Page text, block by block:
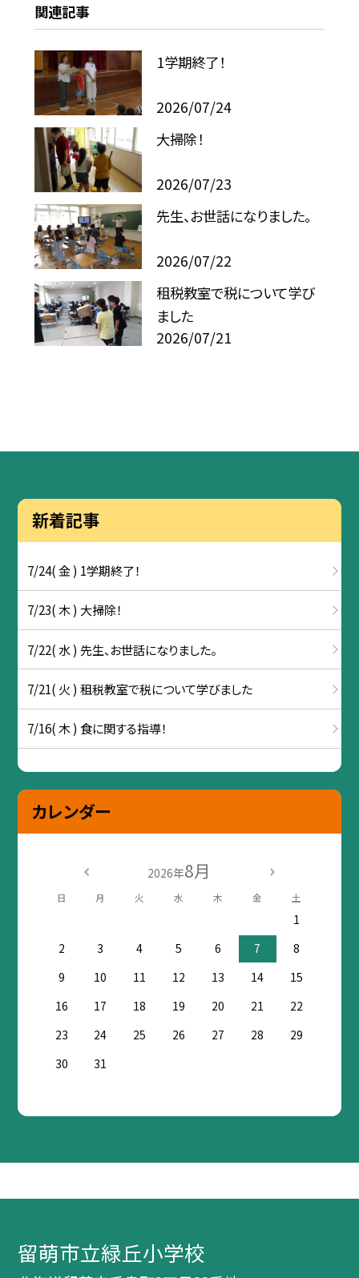
関連記事
1学期終了！
2026/07/24
大掃除！
2026/07/23
先生、お世話になりました。
2026/07/22
租税教室で税について学び
ました
2026/07/21
新着記事
7/24( 金 ) 1学期終了！
7/23( 木 ) 大掃除！
7/22( 水 ) 先生、お世話になりました。
7/21( 火 ) 租税教室で税について学びました
7/16( 木 ) 食に関する指導！
カレンダー
2026年8月
日 月 火 水 木 金 土
1
2
3 4 5 6 7
8
9
10 11 12 13 14
15
16
17 18 19 20 21
22
23
24 25 26 27 28
29
30
31
留萌市立緑丘小学校